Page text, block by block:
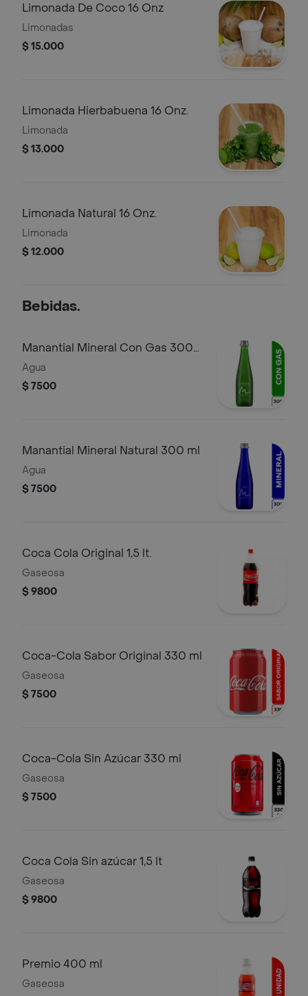
Limonada De Coco 16 Onz
Limonadas
$ 15.000
Limonada Hierbabuena 16 Onz.
Limonada
$ 13.000
Limonada Natural 16 Onz.
Limonada
$ 12.000
Bebidas.
Manantial Mineral Con Gas 300
ml
Agua
$ 7500
Manantial Mineral Natural 300 ml
Agua
$ 7500
Coca Cola Original 1,5 lt.
Gaseosa
$ 9800
Coca-Cola Sabor Original 330 ml
Gaseosa
$ 7500
Coca-Cola Sin Azúcar 330 ml
Gaseosa
$ 7500
Coca Cola Sin azúcar 1,5 lt
Gaseosa
$ 9800
Premio 400 ml
Gaseosa